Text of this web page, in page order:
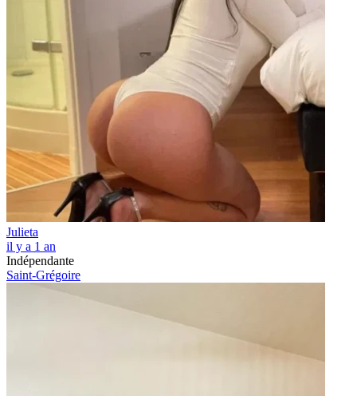
Julieta
il y a 1 an
Indépendante
Saint-Grégoire